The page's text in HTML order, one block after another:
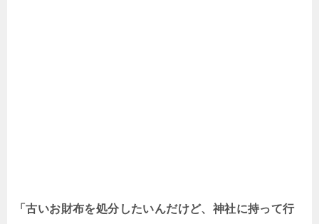
「古いお財布を処分したいんだけど、神社に持って行